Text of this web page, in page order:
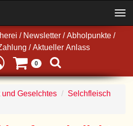
/ Newsletter / Abholpunkte /
/ Aktueller Anlass
0
navigation
und Geselchtes
Selchfleisch